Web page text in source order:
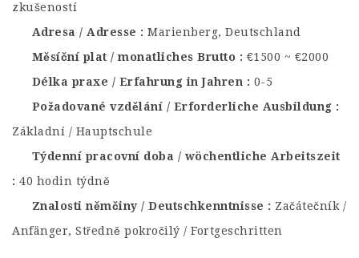
zkušeností
Adresa / Adresse
Marienberg, Deutschland
Měsíční plat / monatliches Brutto
€1500 ~ €2000
Délka praxe / Erfahrung in Jahren
0-5
Požadované vzdělání / Erforderliche Ausbildung
Základní / Hauptschule
Týdenní pracovní doba / wöchentliche Arbeitszeit
40 hodin týdně
Znalosti němčiny / Deutschkenntnisse
Začátečník /
Anfänger, Středně pokročilý / Fortgeschritten